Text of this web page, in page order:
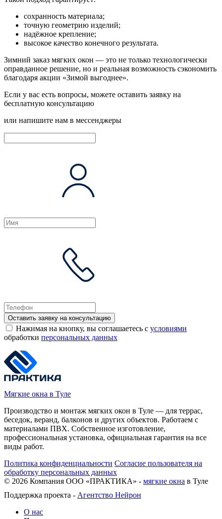
сохранность материала;
точную геометрию изделий;
надёжное крепление;
высокое качество конечного результата.
Зимний заказ мягких окон — это не только технологически
оправданное решение, но и реальная возможность сэкономить
благодаря акции «Зимой выгоднее».
Если у вас есть вопросы, можете оставить заявку на
бесплатную консультацию
или напишите нам в мессенджеры
Оставить заявку на консультацию
Нажимая на кнопку, вы соглашаетесь с условиями
обработки персональных данных
Мягкие окна в Туле
Производство и монтаж мягких окон в Туле — для террас,
беседок, веранд, балконов и других объектов. Работаем с
материалами ПВХ. Собственное изготовление,
профессиональная установка, официальная гарантия на все
виды работ.
Политика конфиденциальности Согласие пользователя на
обработку персональных данных
© 2026 Компания ООО «ПРАКТИКА» - мягкие окна в Туле
Поддержка проекта - Агентство Нейрон
О нас